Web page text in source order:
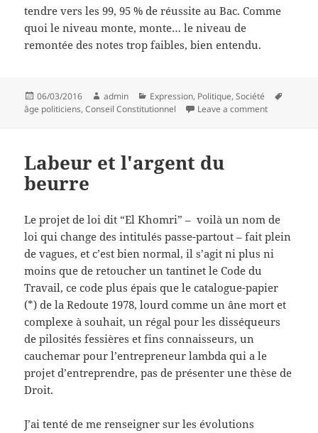
tendre vers les 99, 95 % de réussite au Bac. Comme
quoi le niveau monte, monte… le niveau de
remontée des notes trop faibles, bien entendu.
Posted
on
06/03/2016 Author
admin Categories
Expression, Politique,Société
âge politiciens,Conseil Constitutionnel Leave a commenton
Labeur et l'argent du
beurre
Le projet de loi dit “El Khomri” – voilà un nom de
loi qui change des intitulés passe-partout – fait plein
de vagues, et c’est bien normal, il s’agit ni plus ni
moins que de retoucher un tantinet le Code du
Travail, ce code plus épais que le catalogue-papier
(*) de la Redoute 1978, lourd comme un âne mort et
complexe à souhait, un régal pour les disséqueurs
de pilosités fessières et fins connaisseurs, un
cauchemar pour l’entrepreneur lambda qui a le
projet d’entreprendre, pas de présenter une thèse de
Droit.
J’ai tenté de me renseigner sur les évolutions